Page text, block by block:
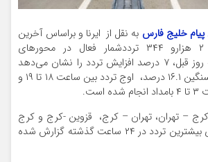
پیام خلیج فارس به نقل از ایرنا و براساس آخرین
اطلاعات دریافتی از ۲ هزارو ۳۴۴ ترددشمار فعال در محورهای
برون‌شهری، نسبت به روز قبل، ۷ درصد افزایش تردد را نشان می‌دهد
که سهم وسایل نقلیه سنگین ۱۶.۱ درصد، اوج تردد بین ساعت ۱۸ تا ۱۹ و
– تهران، تهران – کرج، قزوین -کرج و کرج
قزوین محورهای دارای بیشترین تردد در ۲۴ ساعت گذشته گزارش شده